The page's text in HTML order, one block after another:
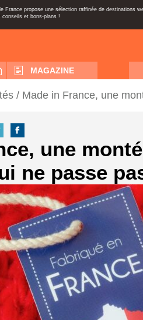
France propose une sélection raffinée de destinations
conseils et bons-plans !
MAGAZINE
/ Made in France, une
une
ne passe